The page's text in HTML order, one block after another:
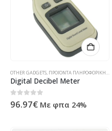
OTHER GADGETS, ΠΡΟΪΌΝΤΑ ΠΛΗΡΟΦΟΡΙΚΉΣ - ΚΙΝΗΤΉΣ ΤΗΛΕΦΩΝΊΑΣ - ΗΛΕΚΤΡΟΝΙΚΆ
Digital Decibel Meter
0 out of 5
96.97€ Με φπα 24%